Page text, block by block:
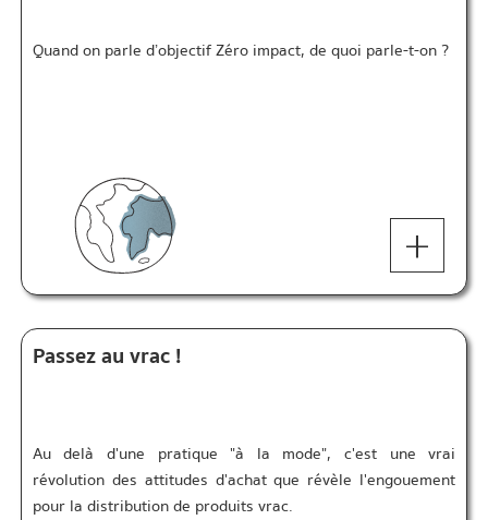
Quand on parle d’objectif Zéro impact, de quoi parle-t-on ?
+
Passez au vrac !
Au delà d'une pratique "à la mode", c'est une vrai
révolution des attitudes d'achat que révèle l'engouement
pour la distribution de produits vrac.